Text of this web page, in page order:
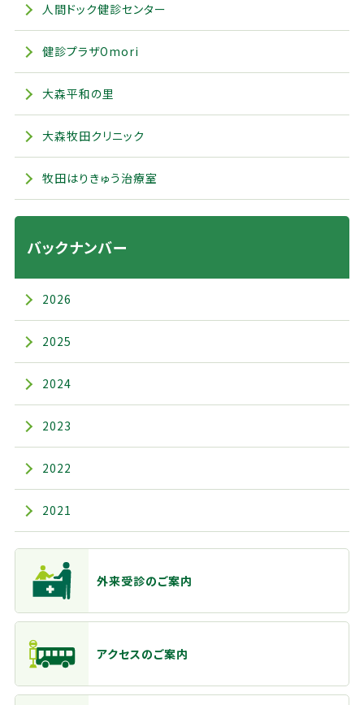
人間ドック健診センター
健診プラザOmori
大森平和の里
大森牧田クリニック
牧田はりきゅう治療室
バックナンバー
2026
2025
2024
2023
2022
2021
主なメニュー
外来受診のご案内
アクセスのご案内